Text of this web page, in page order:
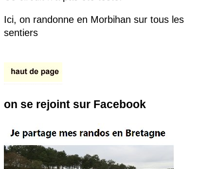
Ici, on randonne en Morbihan sur tous les
sentiers
on se rejoint sur Facebook